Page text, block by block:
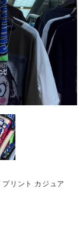
リント カジュア